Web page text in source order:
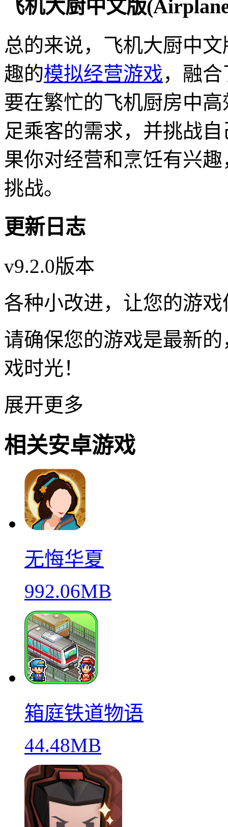
飞机大厨中文版
总的来说，飞机大厨中
趣的模拟经营游戏，融
要在繁忙的飞机厨房中
足乘客的需求，并挑战
果你对经营和烹饪有兴
挑战。
更新日志
v9.2.0版本
各种小改进，让您的游
请确保您的游戏是最新
戏时光！
展开更多
相关安卓游戏
无悔华夏
992.06MB
箱庭铁道物语
44.48MB